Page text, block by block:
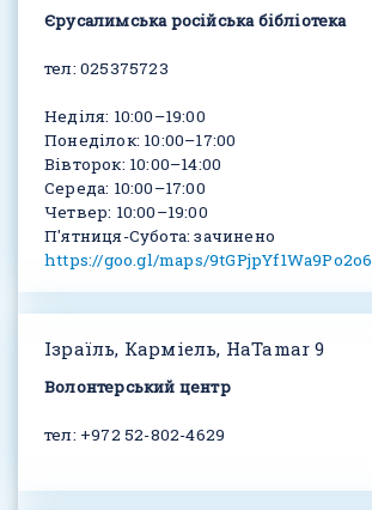
Єрусалимська російська бібліотека
тел: 025375723
Неділя: 10:00–19:00
Понеділок: 10:00–17:00
Вівторок: 10:00–14:00
Середа: 10:00–17:00
Четвер: 10:00–19:00
П'ятниця-Субота: зачинено
https://goo.gl/maps/9tGPjpYf1Wa9Po2o6
Ізраїль, Карміель, HaTamar 9
Волонтерський центр
тел: +972 52-802-4629